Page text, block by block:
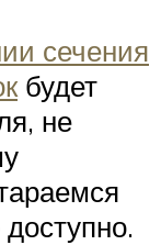
сечения
будет
не